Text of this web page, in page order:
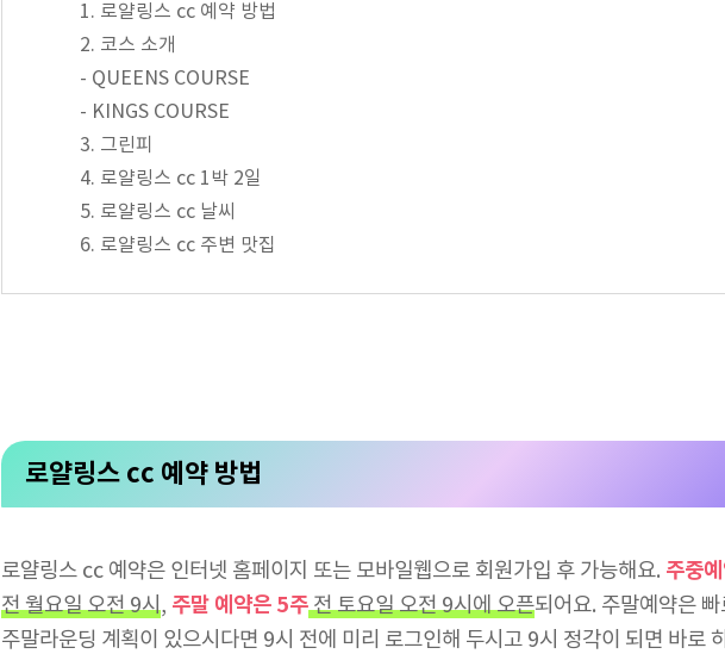
1. 로얄링스 cc 예약 방법
2. 코스 소개
- QUEENS COURSE
- KINGS COURSE
3. 그린피
4. 로얄링스 cc 1박 2일
5. 로얄링스 cc 날씨
6. 로얄링스 cc 주변 맛집
로얄링스 cc 예약 방법
로얄링스 cc 예약은 인터넷 홈페이지 또는 모바일웹으로 회원가입 후 가능해요. 주중
전 월요일 오전 9시, 주말 예약은 5주전 토요일 오전 9시에 오픈되어요. 주말예약은
주말라운딩 계획이 있으시다면 9시 전에 미리 로그인해 두시고 9시 정각이 되면 바로